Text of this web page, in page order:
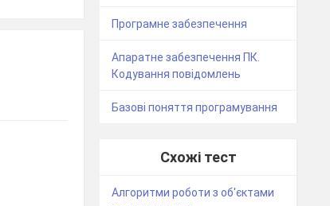
Програмне забезпечення
Апаратне забезпечення ПК.
Кодування повідомлень
Базові поняття програмування
Схожі тест
Алгоритми роботи з об'єктами